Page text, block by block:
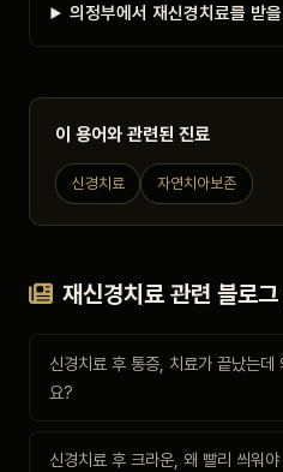
의정부에서 재신경치료를 받
이 용어와 관련된 진료
신경치료 자연치아보존
재신경치료 관련 블로
신경치료 후 통증, 치료가 끝났는데
요?
신경치료 후 크라운, 왜 빨리 씌워